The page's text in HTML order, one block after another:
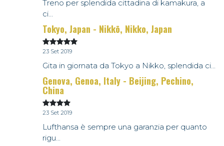
Treno per splendida cittadina di kamakura, a
ci...
Tokyo, Japan - Nikkō, Nikko, Japan
23 Set 2019
Gita in giornata da Tokyo a Nikko, splendida ci...
Genova, Genoa, Italy - Beijing, Pechino,
China
23 Set 2019
Lufthansa è sempre una garanzia per quanto
rigu...